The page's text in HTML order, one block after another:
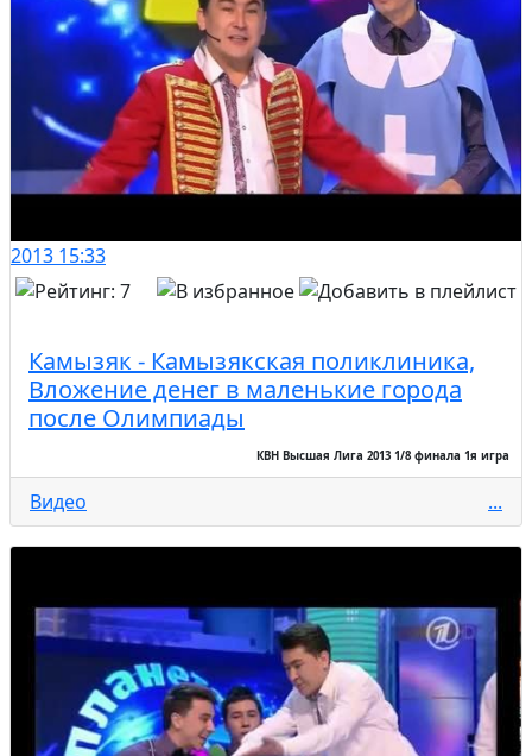
2013 15:33
Камызяк - Камызякская поликлиника,
Вложение денег в маленькие города
после Олимпиады
КВН Высшая Лига 2013 1/8 финала 1я игра
Видео ...